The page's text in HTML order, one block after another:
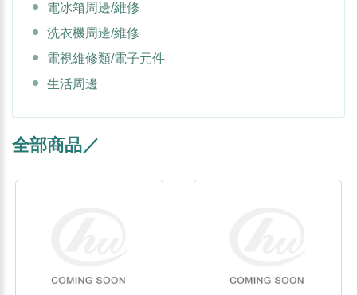
電冰箱周邊/維修
洗衣機周邊/維修
電視維修類/電子元件
生活周邊
全部商品／